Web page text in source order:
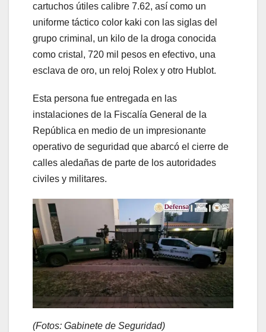
cartuchos útiles calibre 7.62, así como un
uniforme táctico color kaki con las siglas del
grupo criminal, un kilo de la droga conocida
como cristal, 720 mil pesos en efectivo, una
esclava de oro, un reloj Rolex y otro Hublot.
Esta persona fue entregada en las
instalaciones de la Fiscalía General de la
República en medio de un impresionante
operativo de seguridad que abarcó el cierre de
calles aledañas de parte de los autoridades
civiles y militares.
(Fotos: Gabinete de Seguridad)